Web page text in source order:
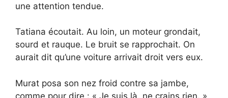
une attention tendue.
Tatiana écoutait. Au loin, un moteur grondait,
sourd et rauque. Le bruit se rapprochait. On
aurait dit qu’une voiture arrivait droit vers eux.
Murat posa son nez froid contre sa jambe,
comme pour dire : « Je suis là, ne crains rien. »